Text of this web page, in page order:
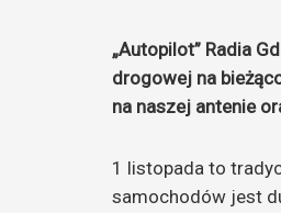
„Autopilot” Radia
drogowej na
na naszej antenie
1 listopada to
samochodów jest